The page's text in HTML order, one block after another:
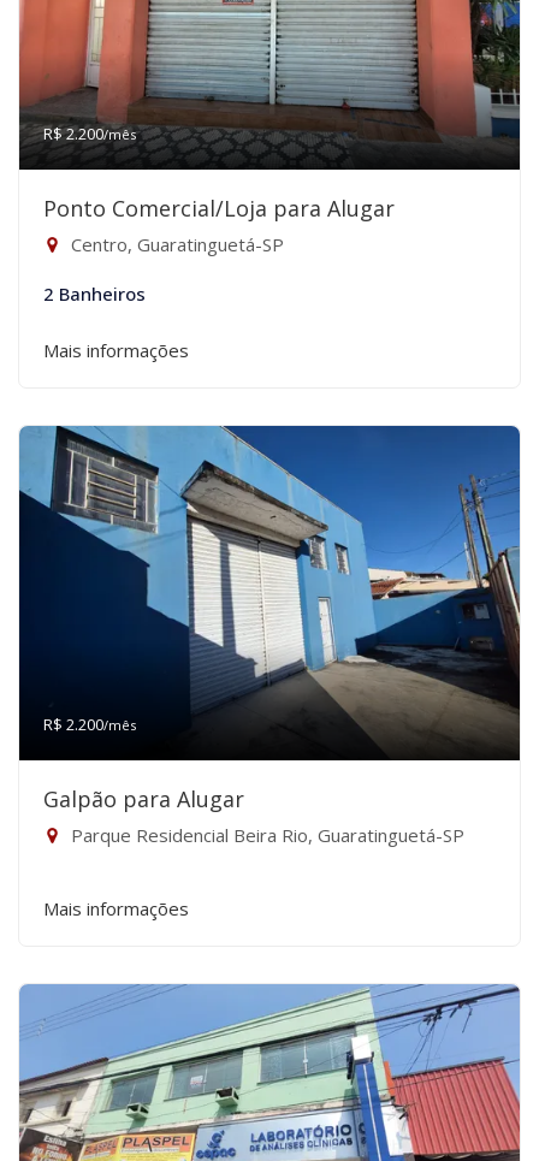
R$ 2.200/mês
Ponto Comercial/Loja para Alugar
Centro, Guaratinguetá-SP
2 Banheiros
Mais informações
R$ 2.200/mês
Galpão para Alugar
Parque Residencial Beira Rio, Guaratinguetá-SP
Mais informações